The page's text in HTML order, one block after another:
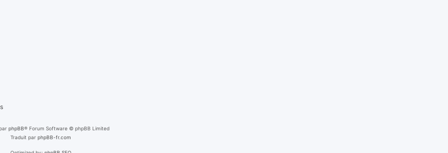
phpBB® Forum Software © phpBB Limited
Traduit par phpBB-fr.com